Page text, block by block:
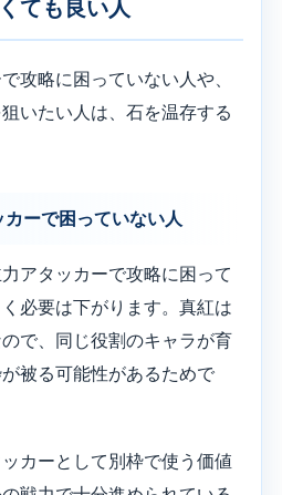
ても良い人
攻略に困っていない人や、
いたい人は、石を温存する
ーで困っていない人
アタッカーで攻略に困って
必要は下がります。真紅は
で、同じ役割のキャラが育
被る可能性があるためで
カーとして別枠で使う価値